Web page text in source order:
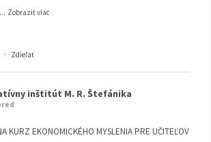
... Zobraziť viac
· Zdieľať
inštitút M. R. Štefánika
KURZ EKONOMICKÉHO MYSLENIA PRE UČITEĽOV